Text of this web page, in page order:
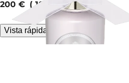
current price
200 € 100 ml
Vista rápida